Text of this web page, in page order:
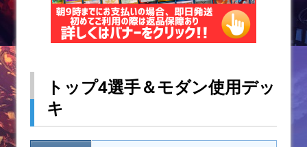
トップ4選手＆モダン使用デッ
キ